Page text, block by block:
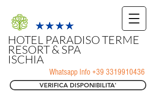
HOTEL PARADISO TERME
RESORT & SPA
ISCHIA
VERIFICA DISPONIBILITA'
Whatsapp Info +39 3319910436